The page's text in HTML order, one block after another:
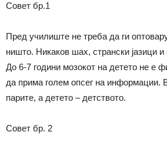
Совет бр.1
Пред училиште не треба да ги
ништо. Никаков шах, странски јазици и
До 6-7 години мозокот на детето не е
да прима голем опсег на информации.
парите, а детето – детството.
Совет бр. 2